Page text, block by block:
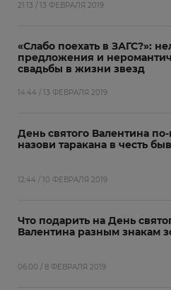
21:13 / 13 ФЕВРАЛЯ 2019
«Слабо поехать в ЗАГС?»:
предложения и
свадьбы в жизни звезд
14:44 / 13 ФЕВРАЛЯ 2019
День святого Валентина
назови таракана в честь
12:44 / 10 ФЕВРАЛЯ 2019
Что подарить на День
Валентина разным знакам
06:00 / 8 ФЕВРАЛЯ 2019